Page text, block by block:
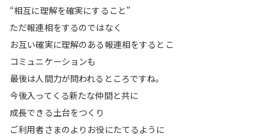
“相互に理解を確実にすること”
ただ報連相をするのではなく
お互い確実に理解のある報連相をするとこ
コミュニケーションも
最後は人間力が問われるところですね。
今後入ってくる新たな仲間と共に
成長できる土台をつくり
ご利用者さまのよりお役にたてるように